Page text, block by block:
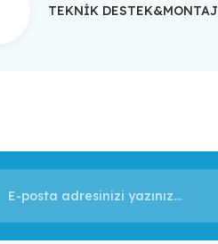
TEKNİK DESTEK&MONTAJ